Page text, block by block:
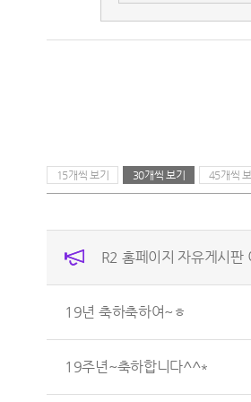
15개씩 보기 30개씩 보기 45개씩 보
R2 홈페이지 자유게시판
19년 축하축하여~ㅎ
19주년~축하합니다^^*